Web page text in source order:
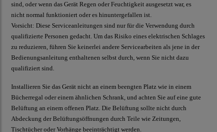
sind, oder wenn das Gerät Regen oder Feuchtigkeit ausgesetzt war, es
nicht normal funktioniert oder es hinuntergefallen ist.
Vorsicht: Diese Serviceanleitungen sind nur für die Verwendung durch
qualifizierte Personen gedacht. Um das Risiko eines elektrischen Schlages
zu reduzieren, führen Sie keinerlei andere Servicearbeiten als jene in der
Bedienungsanleitung enthaltenen selbst durch, wenn Sie nicht dazu
qualifiziert sind.
Installieren Sie das Gerät nicht an einem beengten Platz wie in einem
Bücherregal oder einem ähnlichen Schrank, und achten Sie auf eine gute
Belüftung an einem offenen Platz. Die Belüftung sollte nicht durch
Abdeckung der Belüftungsöffnungen durch Teile wie Zeitungen,
Tischtücher oder Vorhänge beeinträchtigt werden.